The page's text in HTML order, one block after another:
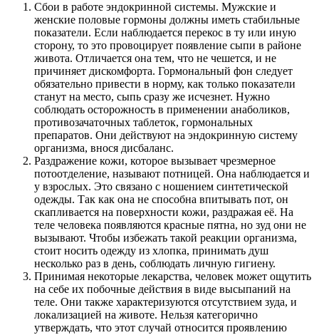
Сбои в работе эндокринной системы. Мужские и
женские половые гормоны должны иметь стабильные
показатели. Если наблюдается перекос в ту или иную
сторону, то это провоцирует появление сыпи в районе
живота. Отличается она тем, что не чешется, и не
причиняет дискомфорта. Гормональный фон следует
обязательно привести в норму, как только показатели
станут на место, сыпь сразу же исчезнет. Нужно
соблюдать осторожность в применении анаболиков,
противозачаточных таблеток, гормональных
препаратов. Они действуют на эндокринную систему
организма, внося дисбаланс.
Раздражение кожи, которое вызывает чрезмерное
потоотделение, называют потницей. Она наблюдается и
у взрослых. Это связано с ношением синтетической
одежды. Так как она не способна впитывать пот, он
скапливается на поверхности кожи, раздражая её. На
теле человека появляются красные пятна, но зуд они не
вызывают. Чтобы избежать такой реакции организма,
стоит носить одежду из хлопка, принимать душ
несколько раз в день, соблюдать личную гигиену.
Принимая некоторые лекарства, человек может ощутить
на себе их побочные действия в виде высыпаний на
теле. Они также характеризуются отсутствием зуда, и
локализацией на животе. Нельзя категорично
утверждать, что этот случай относится проявлению